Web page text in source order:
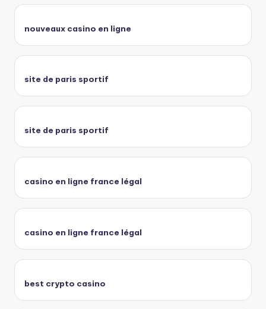
nouveaux casino en ligne
site de paris sportif
site de paris sportif
casino en ligne france légal
casino en ligne france légal
best crypto casino